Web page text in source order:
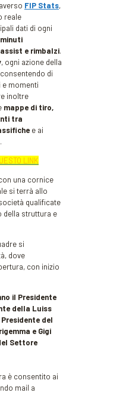
FIP Stats,
reale
dati di ogni
e rimbalzi.
, ogni azione della
di
momenti
inoltre
mappe di tiro,
tra
e ai
LINK
una cornice
si terrà allo
qualificate
della struttura e
si
dove
con inizio
il Presidente
della Luiss
del
e Gigi
Settore
è consentito ai
mail a